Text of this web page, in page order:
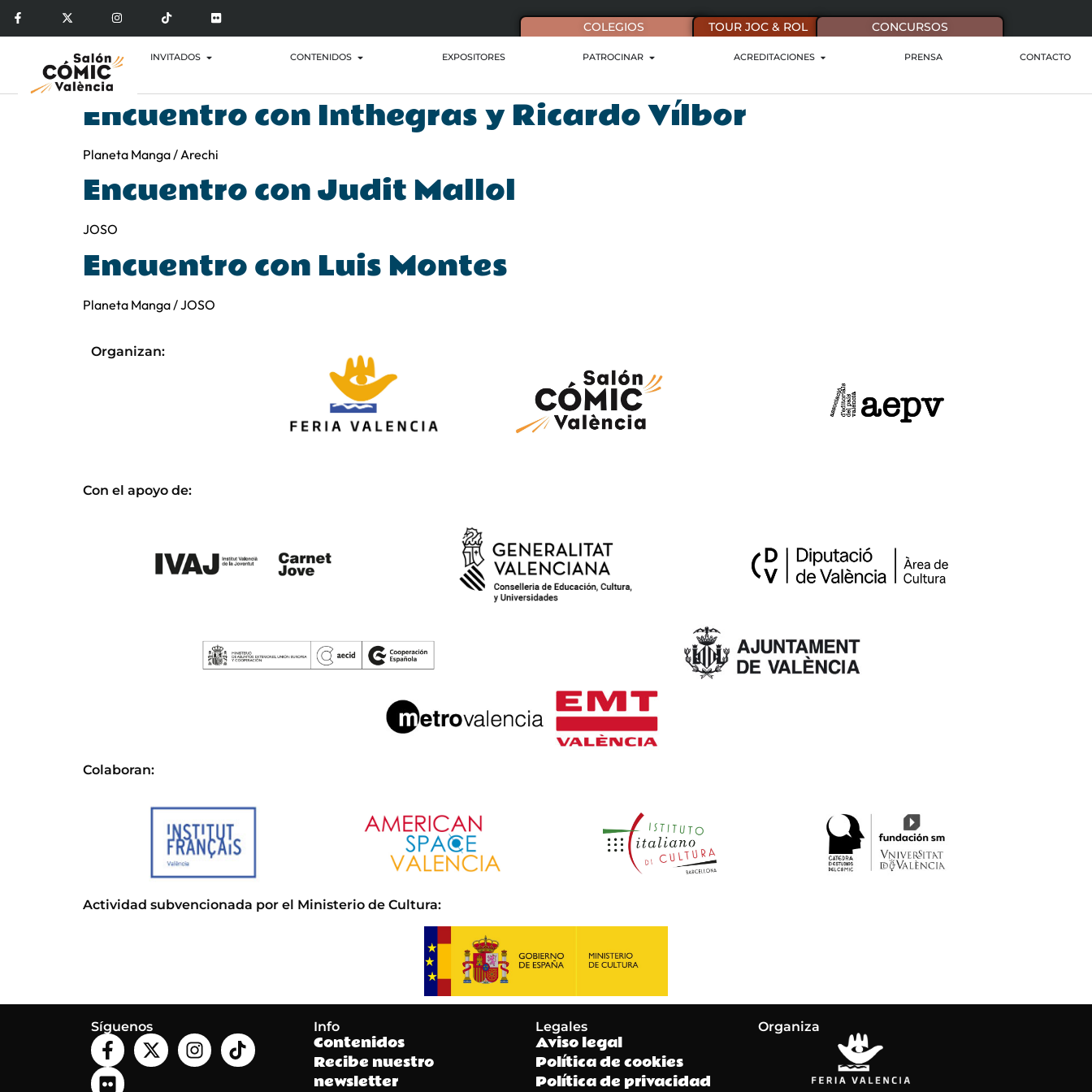
COLEGIOS TOUR JOC & ROL CONCURSOS
INVITADOS CONTENIDOS EXPOSITORES PATROCINAR ACREDITACIONES PRENSA CONTACTO
Encuentro con Inthegras y Ricardo Vílbor
Planeta Manga / Arechi
Encuentro con Judit Mallol
JOSO
Encuentro con Luis Montes
Planeta Manga / JOSO
Organizan:
Con el apoyo de:
Colaboran:
Actividad subvencionada por el Ministerio de Cultura:
Síguenos Info
Contenidos
Recibe nuestro
newsletter
Legales
Aviso legal
Política de cookies
Política de privacidad
Organiza